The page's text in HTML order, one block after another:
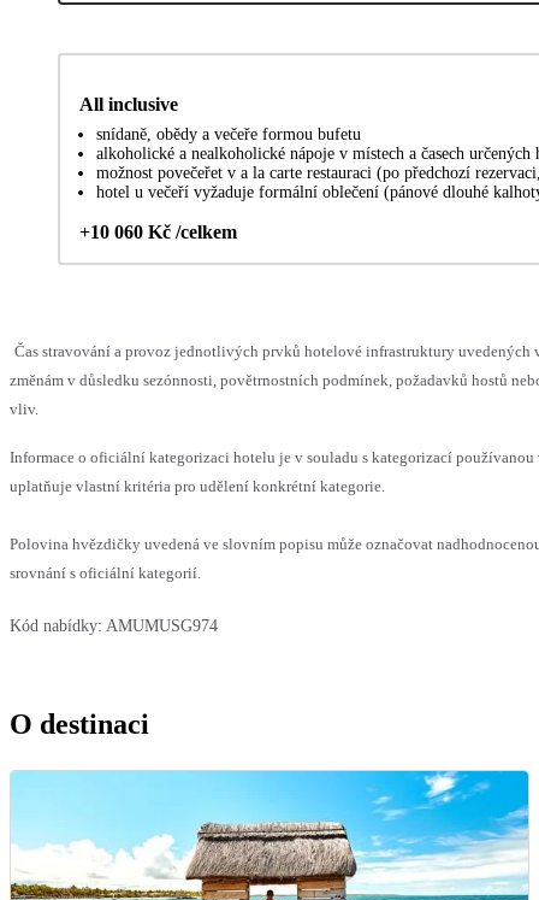
All inclusive
snídaně, obědy a večeře formou bufetu
alkoholické a nealkoholické nápoje v místech a časech určených
možnost povečeřet v a la carte restauraci (po předchozí
hotel u večeří vyžaduje formální oblečení (pánové dlouhé
+10 060 Kč /celkem
Čas stravování a provoz jednotlivých prvků hotelové infrastruktury uvedených
změnám v důsledku sezónnosti, povětrnostních podmínek, požadavků hostů
vliv.
Informace o oficiální kategorizaci hotelu je v souladu s kategorizací používanou
uplatňuje vlastní kritéria pro udělení konkrétní kategorie.
Polovina hvězdičky uvedená ve slovním popisu může označovat
srovnání s oficiální kategorií.
Kód nabídky: AMUMUSG974
O destinaci